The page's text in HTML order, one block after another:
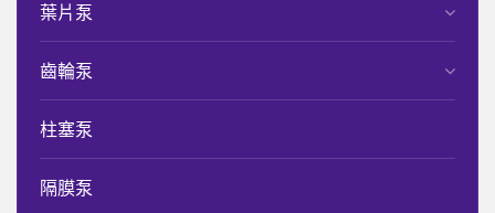
葉片泵
齒輪泵
柱塞泵
隔膜泵